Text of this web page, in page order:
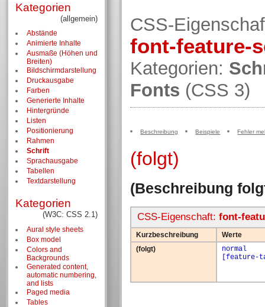
CSS-
font-feature-
Kategorien:
Fonts (CSS 3)
Beschreibung Beispiele Fehler
(folgt)
(Beschreibung
CSS-Eigenschaft: font-
Kurzbeschreibung
Werte
(folgt)
normal
[feature-
Kategorien
(allgemein)
Abstände
Animierte Inhalte
Ausmaße (Höhen und
Breiten)
Bildschirm­darstellung
Druckausgabe
Farben
Generierte Inhalte
Hintergründe
Listen
Positionierung
Rahmen
Schrift
Sprachausgabe
Tabellen
Textdarstellung
Kategorien
(W3C: CSS 2.1)
Aural style sheets
Box model
Colors and
Backgrounds
Generated content,
automatic numbering,
and lists
Paged media
Tables